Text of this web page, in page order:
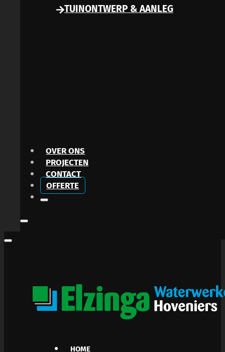
TUINONTWERP & AANLEG
OVER ONS
PROJECTEN
CONTACT
OFFERTE
HOME